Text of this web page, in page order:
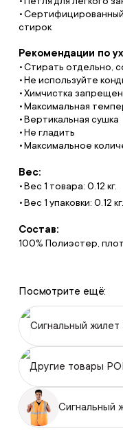
Сертифицированный
стирок
Рекомендации по
Стирать отдельно,
Не используйте
Химчистка
Максимальная
Вертикальная сушка
Не гладить
Максимальное
Вес:
Вес 1 товара: 0.12 кг.
Вес 1 упаковки: 0.12 кг.
Состав:
100% Полиэстер,
Посмотрите ещё:
Сигнальный жилет
Другие товары
Сигнальный